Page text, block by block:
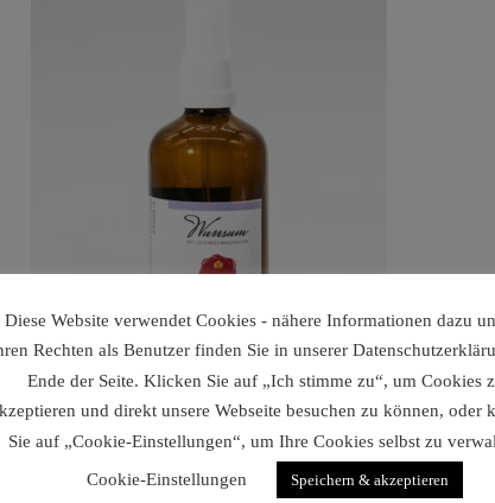
Lavendel-Hydrolat
Diese Website verwendet Cookies - nähere Informationen dazu
Rechten als Benutzer finden Sie in unserer
Ende der Seite. Klicken Sie auf „Ich stimme zu“, um Cookies
und direkt unsere Webseite besuchen zu können, oder
Sie auf „Cookie-Einstellungen“, um Ihre Cookies selbst zu
Cookie-Einstellungen
Speichern & akzeptieren